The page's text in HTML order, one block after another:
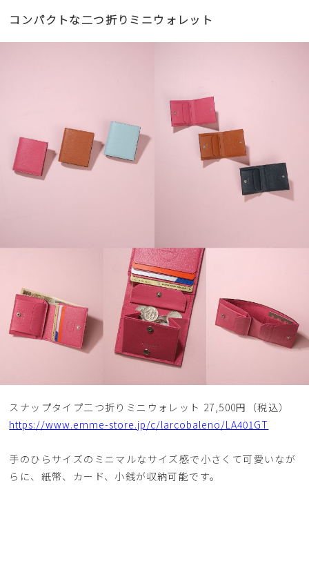
コンパクトな二つ折りミニウォレット
スナップタイプ二つ折りミニウォレット 27,500円（税込）
https://www.emme-store.jp/c/larcobaleno/LA401GT
手のひらサイズのミニマルなサイズ感で小さくて可愛いなが
らに、紙幣、カード、小銭が収納可能です。